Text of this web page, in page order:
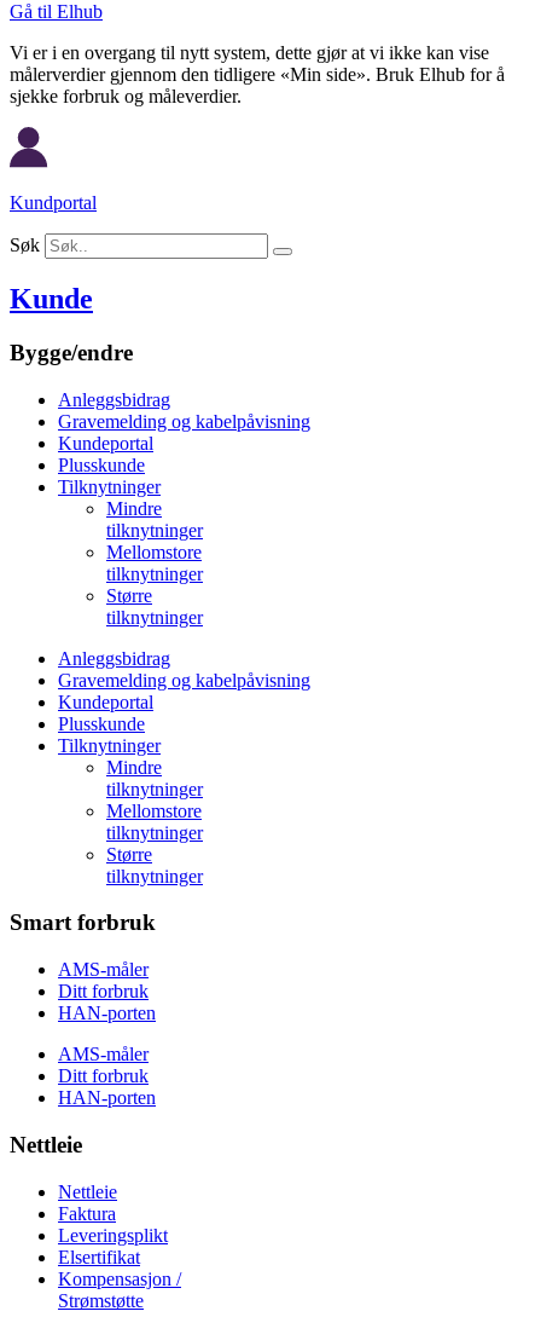
Gå til Elhub
Vi er i en overgang til nytt system, dette gjør at vi ikke kan vise
målerverdier gjennom den tidligere «Min side». Bruk Elhub for å
sjekke forbruk og måleverdier.
Kundportal
Søk
Kunde
Bygge/endre
Anleggsbidrag
Gravemelding og kabelpåvisning
Kundeportal
Plusskunde
Tilknytninger
Mindre
tilknytninger
Mellomstore
tilknytninger
Større
tilknytninger
Anleggsbidrag
Gravemelding og kabelpåvisning
Kundeportal
Plusskunde
Tilknytninger
Mindre
tilknytninger
Mellomstore
tilknytninger
Større
tilknytninger
Smart forbruk
AMS-måler
Ditt forbruk
HAN-porten
AMS-måler
Ditt forbruk
HAN-porten
Nettleie
Nettleie
Faktura
Leveringsplikt
Elsertifikat
Kompensasjon /
Strømstøtte